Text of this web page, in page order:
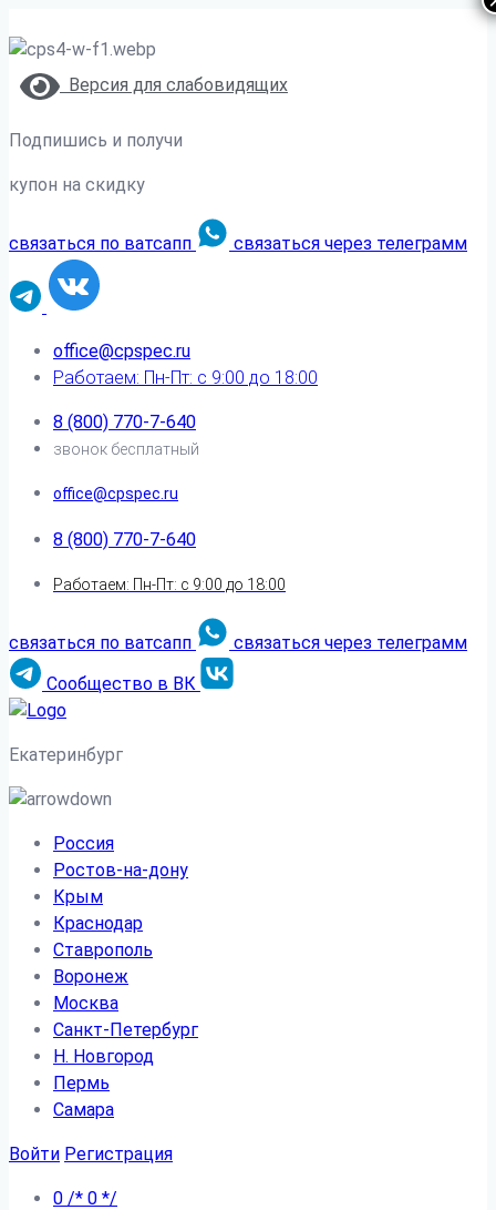
Версия для слабовидящих
Подпишись и получи
купон на скидку
связаться по ватсапп связаться через телеграмм
office@cpspec.ru
Работаем: Пн-Пт: с 9:00 до 18:00
8 (800) 770-7-640
звонок бесплатный
office@cpspec.ru
8 (800) 770-7-640
Работаем: Пн-Пт: с 9:00 до 18:00
связаться по ватсапп
связаться через телеграмм
Сообщество в ВК
Екатеринбург
Россия
Ростов-на-дону
Крым
Краснодар
Ставрополь
Воронеж
Москва
Санкт-Петербург
Н. Новгород
Пермь
Самара
Войти Регистрация
0 /* 0 */